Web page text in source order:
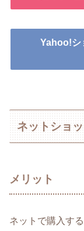
Yahoo!シ
ネットショ
メリット
ネットで購入す